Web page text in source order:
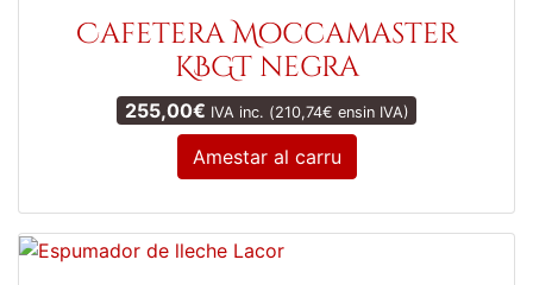
Cafetera Moccamaster
KBGT negra
255,00€ IVA inc. (210,74€ ensin IVA)
Amestar al carru